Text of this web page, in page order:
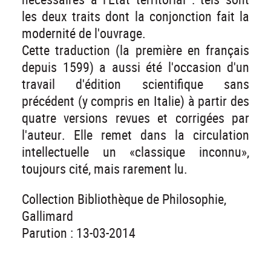
les deux traits dont la conjonction fait la
modernité de l'ouvrage.
Cette traduction (la première en français
depuis 1599) a aussi été l'occasion d'un
travail d'édition scientifique sans
précédent (y compris en Italie) à partir des
quatre versions revues et corrigées par
l'auteur. Elle remet dans la circulation
intellectuelle un «classique inconnu»,
toujours cité, mais rarement lu.
Collection Bibliothèque de Philosophie,
Gallimard
Parution : 13-03-2014